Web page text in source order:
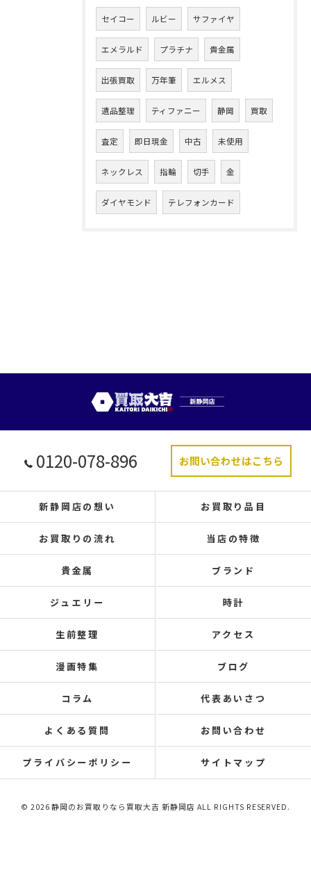
セイコー ルビー サファイヤ
エメラルド プラチナ 貴金属
出張買取 万年筆 エルメス
遺品整理 ティファニー 静岡 買取
査定 即日現金 中古 未使用
ネックレス 指輪 切手 金
ダイヤモンド テレフォンカード
0120-078-896 お問い合わせはこちら
新静岡店の想い お買取り品目
お買取りの流れ 当店の特徴
貴金属 ブランド
ジュエリー 時計
生前整理 アクセス
漫画特集 ブログ
コラム 代表あいさつ
よくある質問 お問い合わせ
プライバシーポリシー サイトマップ
© 2026 静岡のお買取りなら買取大吉 新静岡店 ALL RIGHTS RESERVED.